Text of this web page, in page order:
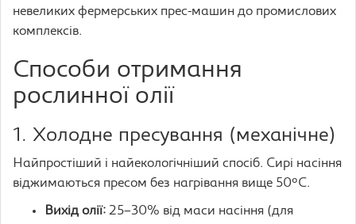
невеликих фермерських прес-машин до промислових
комплексів.
Способи отримання
рослинної олії
1. Холодне пресування (механічне)
Найпростіший і найекологічніший спосіб. Сирі насіння
віджимаються пресом без нагрівання вище 50°C.
Вихід олії: 25–30% від маси насіння (для